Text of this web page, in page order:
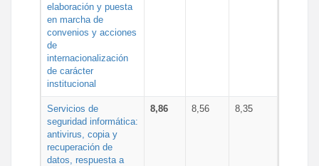
elaboración y puesta
en marcha de
convenios y acciones
de
internacionalización
de carácter
institucional
Servicios de
seguridad informática:
antivirus, copia y
recuperación de
datos, respuesta a
8,86 8,56 8,35